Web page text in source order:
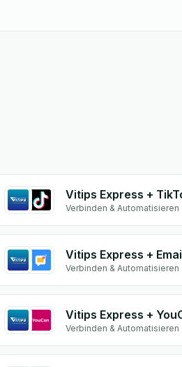
Vitips Express +
Verbinden & Automatisieren
Verbinden & Automatisieren
Vitips Express +
Verbinden & Automatisieren